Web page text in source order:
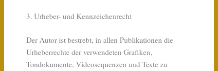
3. Urheber- und Kennzeichenrecht
Der Autor ist bestrebt, in allen Publikationen die
Urheberrechte der verwendeten Grafiken,
Tondokumente, Videosequenzen und Texte zu